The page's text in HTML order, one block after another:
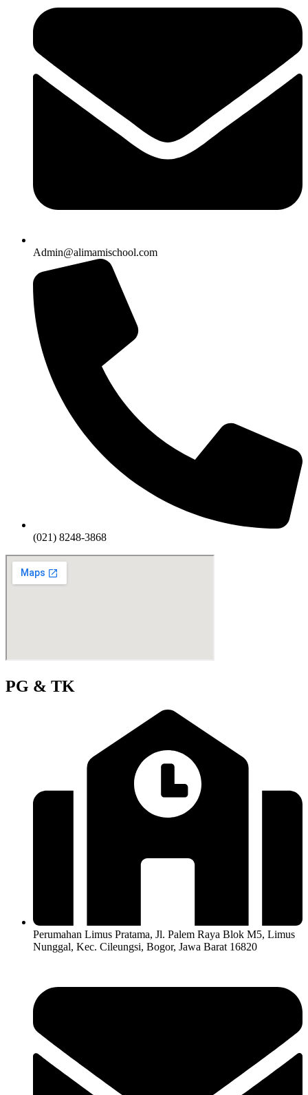
Admin@alimamischool.com
(021) 8248-3868
PG & TK
Perumahan Limus Pratama, Jl. Palem Raya Blok M5, Limus
Nunggal, Kec. Cileungsi, Bogor, Jawa Barat 16820